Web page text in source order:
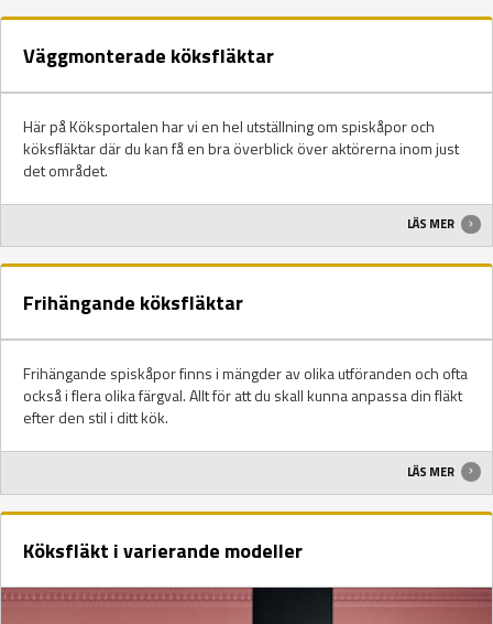
Väggmonterade köksfläktar
Här på Köksportalen har vi en hel utställning om spiskåpor och
köksfläktar där du kan få en bra överblick över aktörerna inom just
det området.
LÄS MER
Frihängande köksfläktar
Frihängande spiskåpor finns i mängder av olika utföranden och ofta
också i flera olika färgval. Allt för att du skall kunna anpassa din fläkt
efter den stil i ditt kök.
LÄS MER
Köksfläkt i varierande modeller